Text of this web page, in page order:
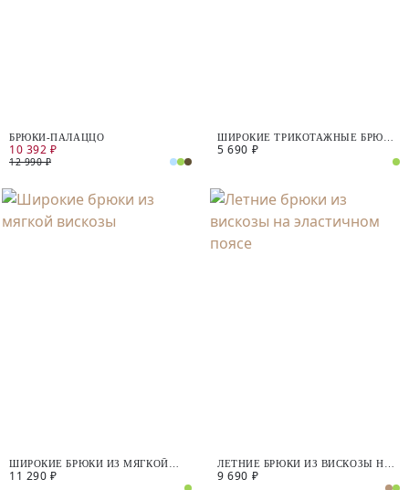
БРЮКИ-ПАЛАЦЦО
10 392 ₽
12 990 ₽
ШИРОКИЕ ТРИКОТАЖНЫЕ БРЮКИ
ИЗ ФАКТУРНОГО ТЕНСЕЛЯ
5 690 ₽
ШИРОКИЕ БРЮКИ ИЗ МЯГКОЙ
ВИСКОЗЫ
11 290 ₽
ЛЕТНИЕ БРЮКИ ИЗ ВИСКОЗЫ НА
ЭЛАСТИЧНОМ ПОЯСЕ
9 690 ₽